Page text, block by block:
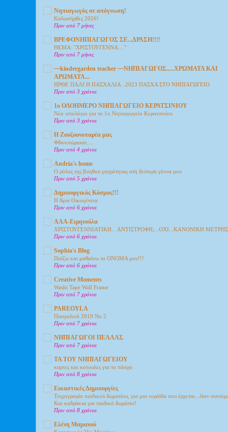
Νηπιαγωγός σε απόγνωση!
Καλωσήρθες 2026!
Πριν από 7 μήνες
ΒΡΕΦΟΝΗΠΙΑΓΩΓΟΣ ΣΕ...ΔΡΑΣΗ!!!!
ΘΕΜΑ: "ΧΡΙΣΤΟΥΓΕΝΝΑ...."
Πριν από 7 μήνες
~~kindergarden teacher ~~ΝΗΠΙΑΓΩΓΟΣ.....ΧΡΩΜΑΤΑ ΚΑΙ
ΑΡΩΜΑΤΑ...
ΗΡΘΕ ΠΑΛΙ Η ΠΑΣΧΑΛΙΑ ..2023 ΠΑΣΧΑ ΣΤΟ ΝΗΠΙΑΓΩΓΕΙΟ
Πριν από 3 χρόνια
1o ΟΛΟΗΜΕΡΟ ΝΗΠΙΑΓΩΓΕΙΟ ΚΕΡΑΤΣΙΝΙΟΥ
Nέο ιστολόγιο για το 1ο Νηπιαγωγείο Κερατσινίου
Πριν από 3 χρόνια
Η Ζουζουνοπαρέα μας
Φθινοπώριασε....
Πριν από 4 χρόνια
Andria's home
Ο ρόλος της βοηθού μητρότητας στη δεύτερη γέννα μου
Πριν από 5 χρόνια
Δημιουργικός Κόσμος!!!
Η Άγια Οικογένεια
Πριν από 6 χρόνια
ΑΑΑ-Ειρηνούλα
ΧΡΙΣΤΟΥΓΕΝΝΙΑΤΙΚΗ... ΑΝΤΙΣΤΡΟΦΗ;...ΟΧΙ...ΚΑΝΟΝΙΚΗ
Πριν από 6 χρόνια
Sophia's Blog
Παίζω και μαθαίνω το ΟΝΟΜΑ μου!!!
Πριν από 6 χρόνια
Creative Moments
Washi Tape Wall Frame
Πριν από 7 χρόνια
PAREOYLA
Πασχαλινά 2019 Νο 2
Πριν από 7 χρόνια
ΝΗΠΙΑΓΩΓΟΙ ΠΕΛΛΑΣ
Πριν από 7 χρόνια
ΤΑ ΤΟΥ ΝΗΠΙΑΓΩΓΕΙΟΥ
καρτες και κοτουλες για το πάσχα
Πριν από 8 χρόνια
Εικαστικές Δημιουργίες
Τοιχογραφία παιδικού δωματίου, για μια νεράϊδα που έρχεται...λίαν
Και καδράκια για παιδικό δωμάτιο!
Πριν από 8 χρόνια
Ελένη Μαμανού